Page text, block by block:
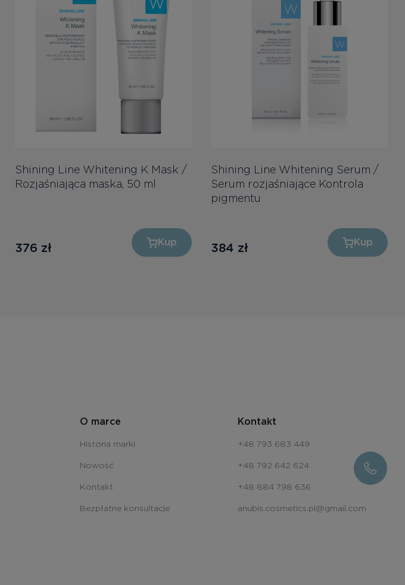
Shining Line Whitening K Mask /
Rozjaśniająca maska, 50 ml
376 zł Kup
Shining Line Whitening Serum /
Serum rozjaśniające Kontrola
pigmentu
384 zł Kup
O marce
Historia marki
Nowość
Kontakt
Bezpłatne konsultacje
Kontakt
+48 793 683 449
+48 792 642 624
+48 884 798 636
anubis.cosmetics.pl@gmail.com